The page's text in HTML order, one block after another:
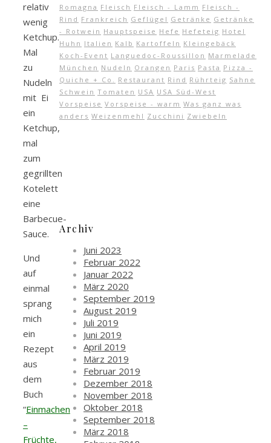
relativ
wenig
Ketchup.
Mal
zu
Nudeln
mit Ei
ein
Ketchup,
mal
zum
gegrillten
Kotelett
eine
Barbecue-
Sauce.
Und
auf
einmal
sprang
mich
ein
Rezept
aus
dem
Buch
“Einmachen
–
Früchte,
Romagna Fleisch Fleisch - Lamm Fleisch -
Rind Frankreich Geflügel Getränke Getränke
- Rotwein Hauptspeise Hefe Hefeteig Hotel
Huhn Italien Kalb Kartoffeln Kleingebäck
Koch-Event Languedoc-Roussillon Marmelade
München Nudeln Orangen Paris Pasta Pizza -
Quiche + Co.
Restaurant Rind Rührteig Sahne
Schwein Tomaten USA USA Süd-West
Vorspeise Vorspeise - warm Was ganz was
anders Weizenmehl Zucchini Zwiebeln
Archiv
Juni 2023
Februar 2022
Januar 2022
März 2020
September 2019
August 2019
Juli 2019
Juni 2019
April 2019
März 2019
Februar 2019
Dezember 2018
November 2018
Oktober 2018
September 2018
März 2018